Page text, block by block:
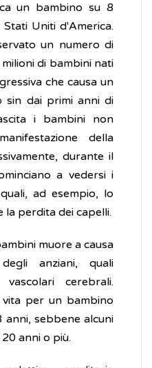
un bambino su 8
Uniti d'America.
un numero di
di bambini nati
che causa un
sin dai primi anni di
i bambini non
della
durante il
a vedersi i
ad esempio, lo
la perdita dei capelli.
muore a causa
anziani, quali
cerebrali.
vita per un bambino
anni, sebbene alcuni
anni o più.